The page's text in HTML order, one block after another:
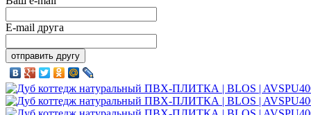
E-mail друга